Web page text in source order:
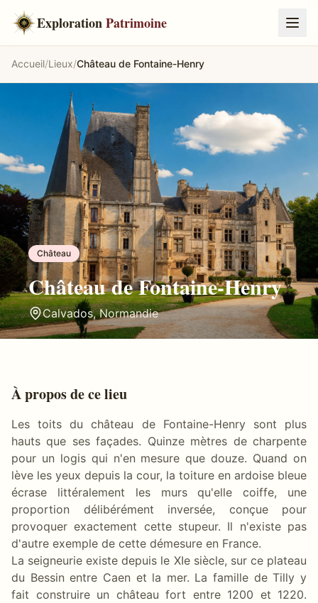
ExplorationPatrimoine
Accueil/Lieux/Château de Fontaine-Henry
Château
Château de Fontaine-Henry
Calvados,Normandie
À propos de ce lieu
Les toits du château de Fontaine-Henry sont plus
hauts que ses façades. Quinze mètres de charpente
pour un logis qui n'en mesure que douze. Quand on
lève les yeux depuis la cour, la toiture en ardoise bleue
écrase littéralement les murs qu'elle coiffe, une
proportion délibérément inversée, conçue pour
provoquer exactement cette stupeur. Il n'existe pas
d'autre exemple de cette démesure en France.
La seigneurie existe depuis le XIe siècle, sur ce plateau
du Bessin entre Caen et la mer. La famille de Tilly y
fait construire un château fort entre 1200 et 1220.